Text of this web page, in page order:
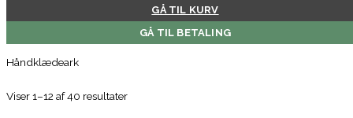
GÅ TIL KURV
GÅ TIL BETALING
Håndklædeark
Viser 1–12 af 40 resultater